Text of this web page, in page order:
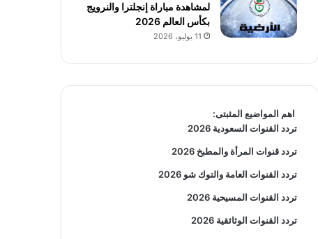
لمشاهدة مباراة إنجلترا والنرويج
بكأس العالم 2026
11 يوليو، 2026
اهم المواضيع المثبتى:
تردد القنوات السعودية 2026
تردد قنوات المرأة والمطبخ 2026
تردد القنوات العامة والتوك شو 2026
تردد القنوات المسيحية 2026
تردد القنوات الوثائقية 2026